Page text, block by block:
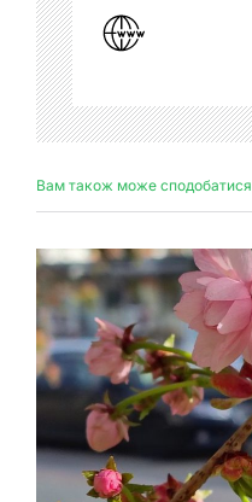
Вам також може сподобатися